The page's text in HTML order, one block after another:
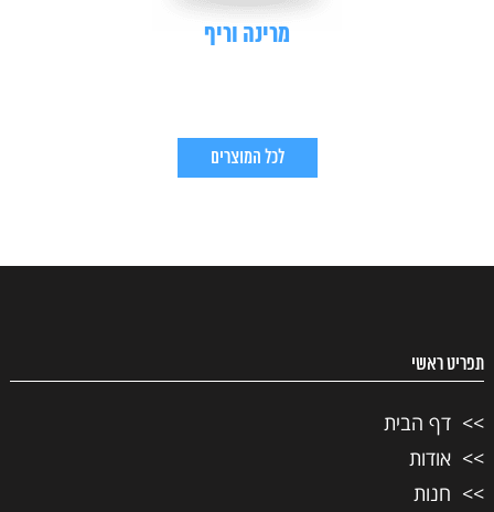
מרינה וריף
לכל המוצרים
תפריט ראשי
דף הבית
אודות
חנות